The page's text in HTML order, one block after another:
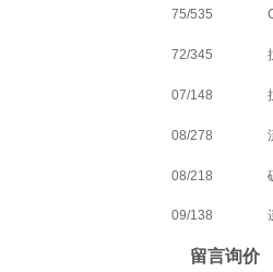
75/535
72/345
07/148
08/278
08/218
09/138
留言询价